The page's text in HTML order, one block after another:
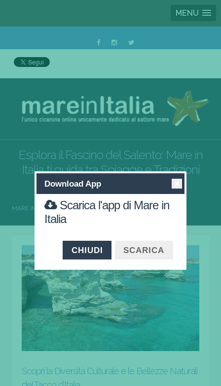
MENU
Esplora il Fascino del Salento: Mare in
Italia ti guida tra Spiagge e Tradizioni
Uniche
MARE IN ITALIA MARE SALENTO
Scopri la Diversità Culturale e le Bellezze Naturali
Download App
Scarica l'app di Mare in
Italia
CHIUDI SCARICA